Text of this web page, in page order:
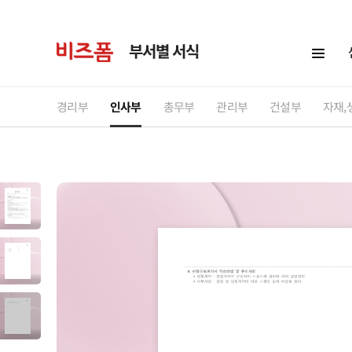
부서별 서식
경리부 인사부 총무부 관리부 건설부 자재,